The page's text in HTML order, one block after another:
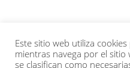
Este sitio web utiliza
mientras navega por el sitio
se clasifican como